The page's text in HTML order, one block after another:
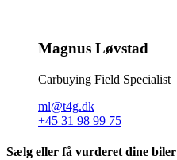
Magnus Løvstad
Carbuying Field Specialist
ml@t4g.dk
+45 31 98 99 75
Sælg eller få vurderet dine biler